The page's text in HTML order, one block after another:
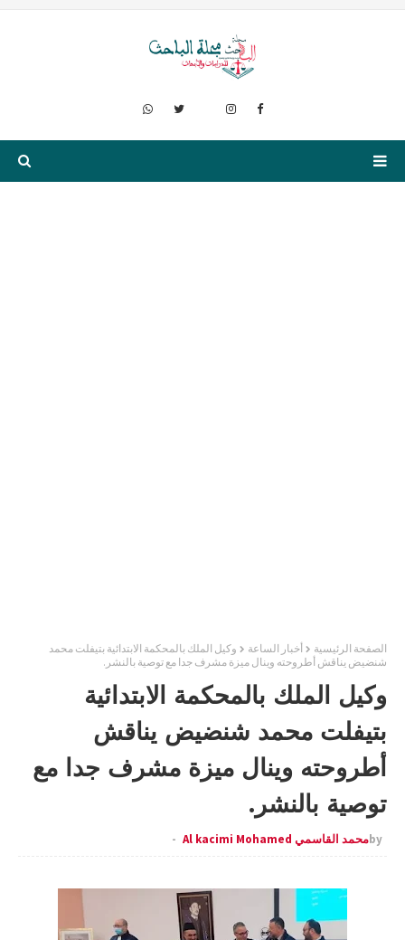
الصفحة الرئيسية أخبار الساعة
وكيل الملك بالمحكمة الابتدائية بتيفلت محمد
شنضيض يناقش أطروحته وينال ميزة مشرف جدا مع توصية بالنشر.
وكيل الملك بالمحكمة الابتدائية
بتيفلت محمد شنضيض يناقش
أطروحته وينال ميزة مشرف جدا مع
توصية بالنشر.
byمحمد القاسمي Al kacimi Mohamed